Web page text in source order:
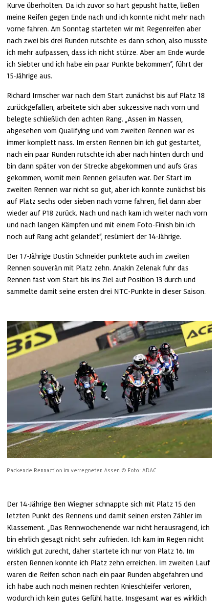
Kurve überholten. Da ich zuvor so hart gepusht hatte, ließen
meine Reifen gegen Ende nach und ich konnte nicht mehr nach
vorne fahren. Am Sonntag starteten wir mit Regenreifen aber
nach zwei bis drei Runden rutschte es dann schon, also musste
ich mehr aufpassen, dass ich nicht stürze. Aber am Ende wurde
ich Siebter und ich habe ein paar Punkte bekommen“, führt der
15-Jährige aus.
Richard Irmscher war nach dem Start zunächst bis auf Platz 18
zurückgefallen, arbeitete sich aber sukzessive nach vorn und
belegte schließlich den achten Rang. „Assen im Nassen,
abgesehen vom Qualifying und vom zweiten Rennen war es
immer komplett nass. Im ersten Rennen bin ich gut gestartet,
nach ein paar Runden rutschte ich aber nach hinten durch und
bin dann später von der Strecke abgekommen und aufs Gras
gekommen, womit mein Rennen gelaufen war. Der Start im
zweiten Rennen war nicht so gut, aber ich konnte zunächst bis
auf Platz sechs oder sieben nach vorne fahren, fiel dann aber
wieder auf P18 zurück. Nach und nach kam ich weiter nach vorn
und nach langen Kämpfen und mit einem Foto-Finish bin ich
noch auf Rang acht gelandet“, resümiert der 14-Jährige.
Der 17-Jährige Dustin Schneider punktete auch im zweiten
Rennen souverän mit Platz zehn. Anakin Zelenak fuhr das
Rennen fast vom Start bis ins Ziel auf Position 13 durch und
sammelte damit seine ersten drei NTC-Punkte in dieser Saison.
Packende Rennaction im verregneten Assen © Foto: ADAC
Der 14-Jährige Ben Wiegner schnappte sich mit Platz 15 den
letzten Punkt des Rennens und damit seinen ersten Zähler im
Klassement. „Das Rennwochenende war nicht herausragend, ich
bin ehrlich gesagt nicht sehr zufrieden. Ich kam im Regen nicht
wirklich gut zurecht, daher startete ich nur von Platz 16. Im
ersten Rennen konnte ich Platz zehn erreichen. Im zweiten Lauf
waren die Reifen schon nach ein paar Runden abgefahren und
ich habe auch noch meinen rechten Knieschleifer verloren,
wodurch ich kein gutes Gefühl hatte. Insgesamt war es wirklich